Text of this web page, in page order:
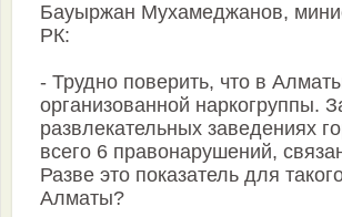
Бауыржан Мухамеджанов,
РК:
- Трудно поверить, что в
организованной наркогруппы.
развлекательных заведениях
всего 6 правонарушений,
Разве это показатель для
Алматы?